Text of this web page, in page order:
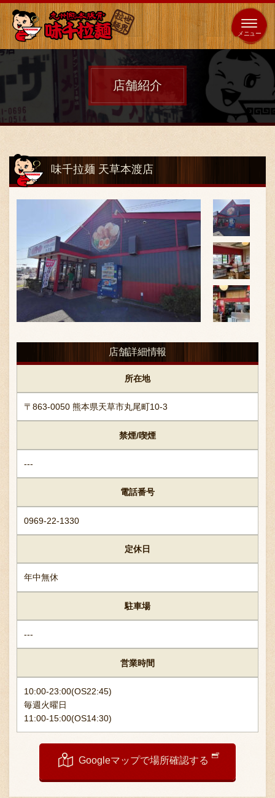
全国
展開 海外 653 店 64 店
ホーム
店舗案内
味千の取り組み
お問い合わせ
ブランド一覧
お知らせ
店舗紹介
味千拉麺 天草本渡店
店舗詳細情報
所在地
〒863-0050 熊本県天草市丸尾町10-3
禁煙/喫煙
---
電話番号
0969-22-1330
定休日
年中無休
駐車場
---
営業時間
10:00-23:00(OS22:45)
毎週火曜日
11:00-15:00(OS14:30)
Googleマップで場所確認する